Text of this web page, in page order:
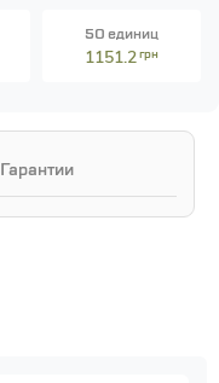
50 единиц
1151.2грн
Гарантии